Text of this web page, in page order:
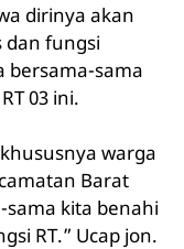
dirinya akan
fungsi
bersama-sama
03 ini.
warga
Barat
sama kita benahi
RT.” Ucap jon.